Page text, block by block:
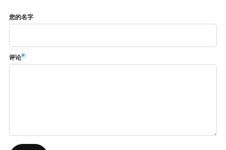
您的名字
评论